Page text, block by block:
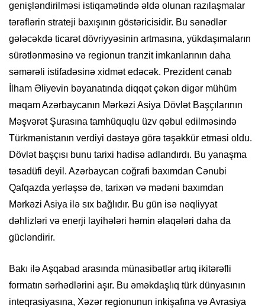
genişləndirilməsi istiqamətində əldə olunan razılaşmalar
tərəflərin strateji baxışının göstəricisidir. Bu sənədlər
gələcəkdə ticarət dövriyyəsinin artmasına, yükdaşımaların
sürətlənməsinə və regionun tranzit imkanlarının daha
səmərəli istifadəsinə xidmət edəcək. Prezident cənab
İlham Əliyevin bəyanatında diqqət çəkən digər mühüm
məqam Azərbaycanın Mərkəzi Asiya Dövlət Başçılarının
Məşvərət Şurasına tamhüquqlu üzv qəbul edilməsində
Türkmənistanın verdiyi dəstəyə görə təşəkkür etməsi oldu.
Dövlət başçısı bunu tarixi hadisə adlandırdı. Bu yanaşma
təsadüfi deyil. Azərbaycan coğrafi baxımdan Cənubi
Qafqazda yerləşsə də, tarixən və mədəni baxımdan
Mərkəzi Asiya ilə sıx bağlıdır. Bu gün isə nəqliyyat
dəhlizləri və enerji layihələri həmin əlaqələri daha da
gücləndirir.
Bakı ilə Aşqabad arasında münasibətlər artıq ikitərəfli
formatın sərhədlərini aşır. Bu əməkdaşlıq türk dünyasının
inteqrasiyasına, Xəzər regionunun inkişafına və Avrasiya